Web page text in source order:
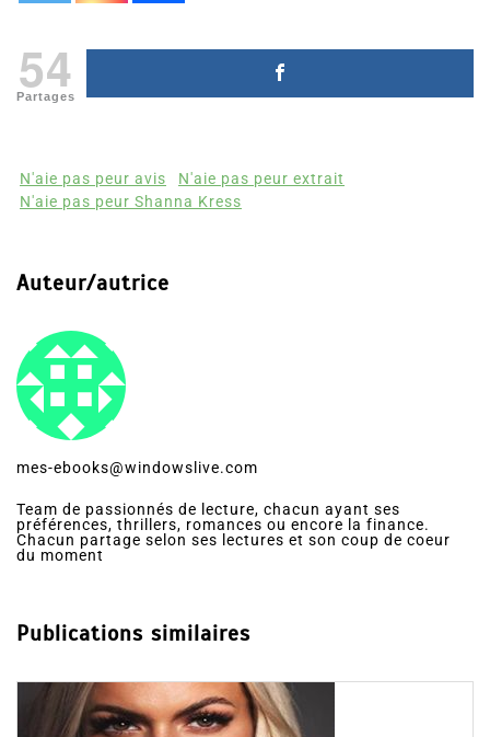
54
Partages
N'aie pas peur avis
N'aie pas peur extrait
N'aie pas peur Shanna Kress
Auteur/autrice
mes-ebooks@windowslive.com
Team de passionnés de lecture, chacun ayant ses
préférences, thrillers, romances ou encore la finance.
Chacun partage selon ses lectures et son coup de coeur
du moment
Publications similaires